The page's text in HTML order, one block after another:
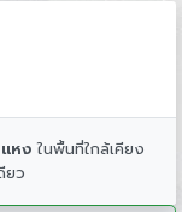
หงในพื้นที่ใกล้เคียง
ยว